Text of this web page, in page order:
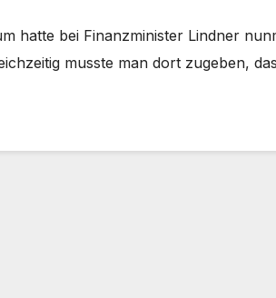
hatte bei Finanzminister Lindner
musste man dort zugeben,